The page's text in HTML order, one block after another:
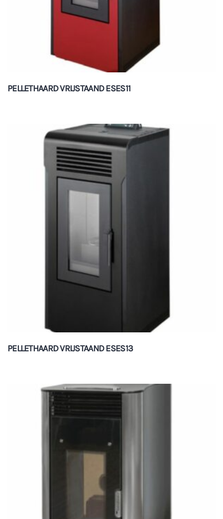
PELLETHAARD VRIJSTAAND ESES11
PELLETHAARD VRIJSTAAND ESES13